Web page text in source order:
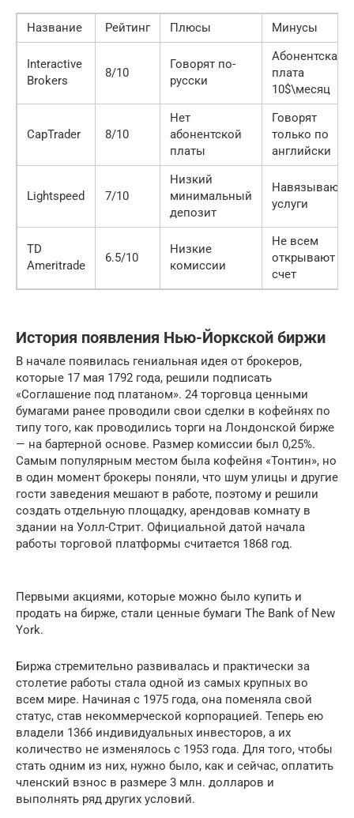
Название Рейтинг Плюсы Минусы
Interactive
Brokers
8/10
Говорят по-
русски
Абонентская
плата
10$\месяц
CapTrader 8/10
Нет
абонентской
платы
Говорят
только по
английски
Lightspeed 7/10
Низкий
минимальный
депозит
Навязывают
услуги
TD
Ameritrade
6.5/10
Низкие
комиссии
Не всем
открывают
счет
История появления Нью-Йоркской биржи
В начале появилась гениальная идея от брокеров,
которые 17 мая 1792 года, решили подписать
«Соглашение под платаном». 24 торговца ценными
бумагами ранее проводили свои сделки в кофейнях по
типу того, как проводились торги на Лондонской бирже
— на бартерной основе. Размер комиссии был 0,25%.
Самым популярным местом была кофейня «Тонтин», но
в один момент брокеры поняли, что шум улицы и другие
гости заведения мешают в работе, поэтому и решили
создать отдельную площадку, арендовав комнату в
здании на Уолл-Стрит. Официальной датой начала
работы торговой платформы считается 1868 год.
Первыми акциями, которые можно было купить и
продать на бирже, стали ценные бумаги The Bank of New
York.
Биржа стремительно развивалась и практически за
столетие работы стала одной из самых крупных во
всем мире. Начиная с 1975 года, она поменяла свой
статус, став некоммерческой корпорацией. Теперь ею
владели 1366 индивидуальных инвесторов, а их
количество не изменялось с 1953 года. Для того, чтобы
стать одним из них, нужно было, как и сейчас, оплатить
членский взнос в размере 3 млн. долларов и
выполнять ряд других условий.